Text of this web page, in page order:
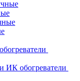
ИК обогреватели